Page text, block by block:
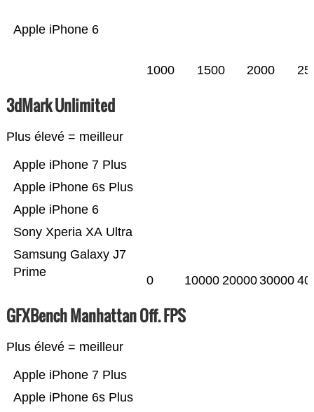
Apple iPhone 6
1000 1500 2000
3dMark Unlimited
Plus élevé = meilleur
Samsung Galaxy J7
Prime
Sony Xperia XA Ultra
Apple iPhone 6
Apple iPhone 6s Plus
Apple iPhone 7 Plus
0 10000 2000030000
GFXBench Manhattan Off. FPS
Plus élevé = meilleur
Apple iPhone 6s Plus
Apple iPhone 7 Plus